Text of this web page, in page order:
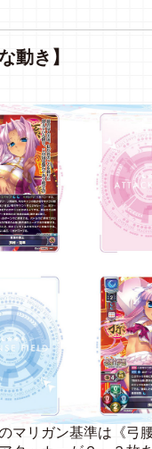
動き】
マリガン基準は《弓